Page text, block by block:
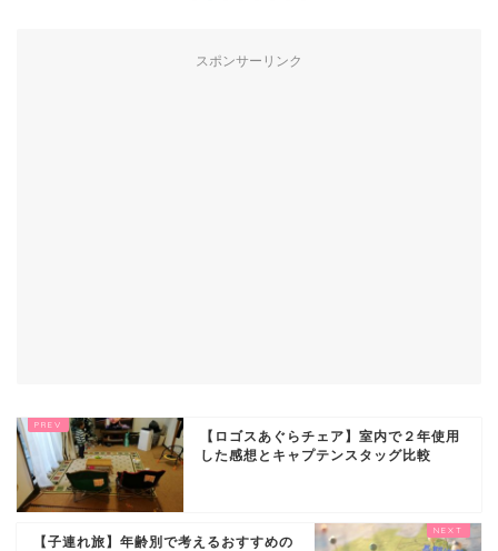
スポンサーリンク
【ロゴスあぐらチェア】室内で２年使用
した感想とキャプテンスタッグ比較
【子連れ旅】年齢別で考えるおすすめの